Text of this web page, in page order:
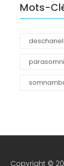
Mots-
deschanel
Copyright ©